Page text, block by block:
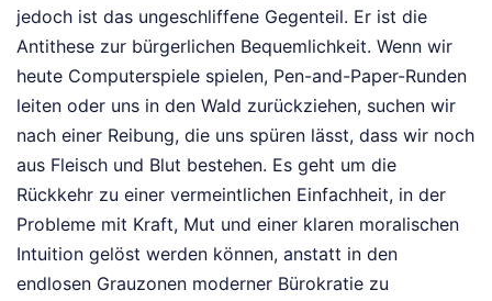
jedoch ist das ungeschliffene Gegenteil. Er ist die
Antithese zur bürgerlichen Bequemlichkeit. Wenn wir
heute Computerspiele spielen, Pen-and-Paper-Runden
leiten oder uns in den Wald zurückziehen, suchen wir
nach einer Reibung, die uns spüren lässt, dass wir noch
aus Fleisch und Blut bestehen. Es geht um die
Rückkehr zu einer vermeintlichen Einfachheit, in der
Probleme mit Kraft, Mut und einer klaren moralischen
Intuition gelöst werden können, anstatt in den
endlosen Grauzonen moderner Bürokratie zu